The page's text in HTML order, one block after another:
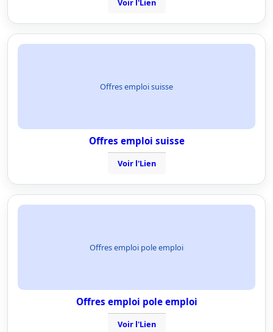
Voir l'Lien
Offres emploi suisse
Offres emploi suisse
Voir l'Lien
Offres emploi pole emploi
Offres emploi pole emploi
Voir l'Lien